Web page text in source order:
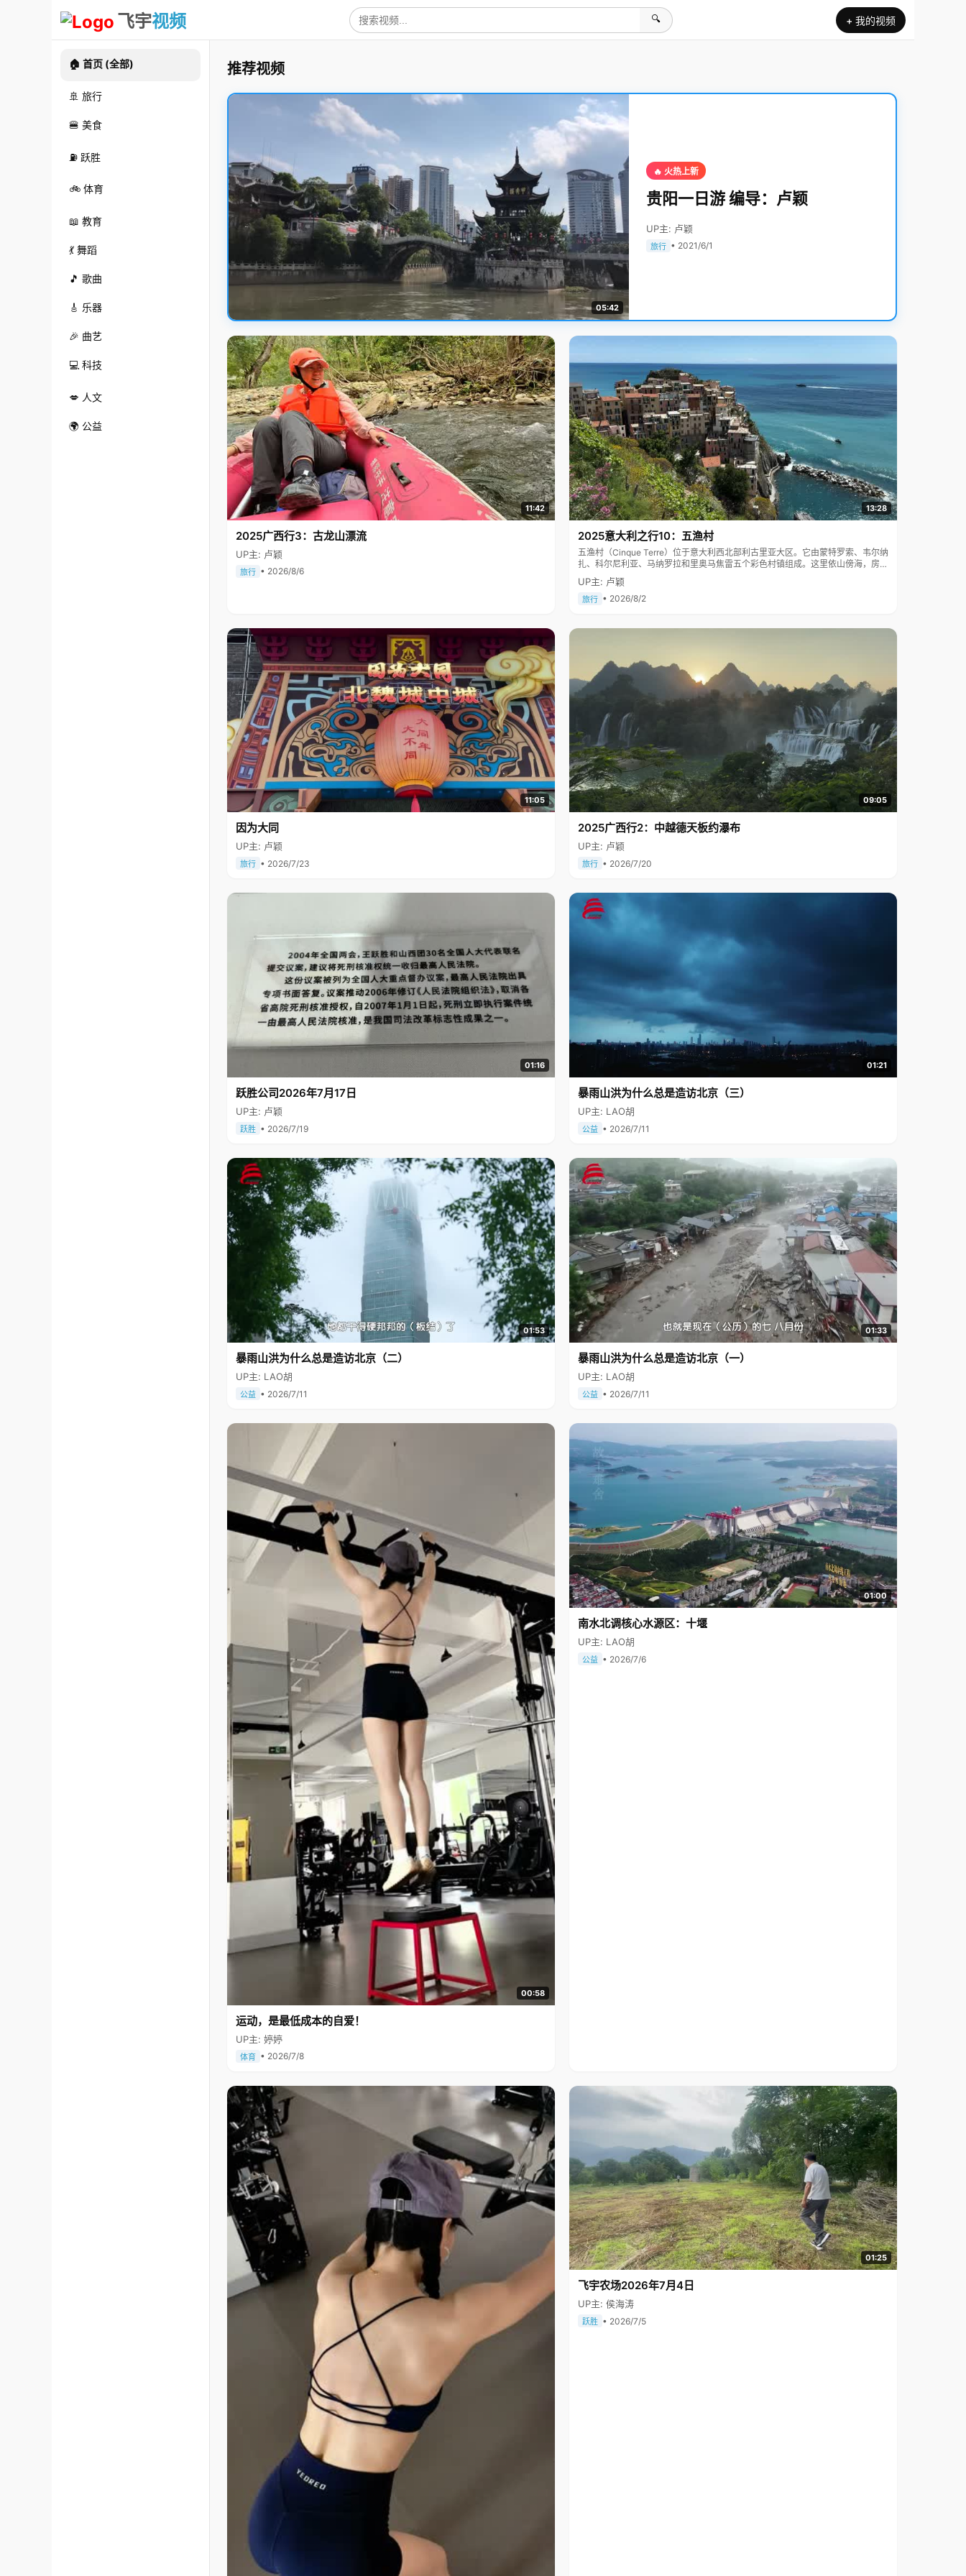
飞宇视频 🔍 + 我的视频
🏠 首页 (全部)
🚢 旅行
🍔 美食
⛽ 跃胜
🚲 体育
📖 教育
💃 舞蹈
🎵 歌曲
🎸 乐器
🎉 曲艺
💻 科技
💋 人文
🌍 公益
推荐视频
05:42
🔥 火热上新
贵阳一日游 编导：卢颖
UP主: 卢颖
旅行 • 2021/6/1
11:42
2025广西行3：古龙山漂流
UP主: 卢颖
旅行 • 2026/8/6
13:28
2025意大利之行10：五渔村
五渔村（Cinque Terre）位于意大利西北部利古里亚大区。它由蒙特罗索、韦尔纳
扎、科尔尼利亚、马纳罗拉和里奥马焦雷五个彩色村镇组成。这里依山傍海，房屋
色彩斑斓，1997年被列为世界文化遗产。
UP主: 卢颖
旅行 • 2026/8/2
11:05
因为大同
UP主: 卢颖
旅行 • 2026/7/23
09:05
2025广西行2：中越德天板约瀑布
UP主: 卢颖
旅行 • 2026/7/20
01:16
跃胜公司2026年7月17日
UP主: 卢颖
跃胜 • 2026/7/19
01:21
暴雨山洪为什么总是造访北京（三）
UP主: LAO胡
公益 • 2026/7/11
01:53
暴雨山洪为什么总是造访北京（二）
UP主: LAO胡
公益 • 2026/7/11
01:33
暴雨山洪为什么总是造访北京（一）
UP主: LAO胡
公益 • 2026/7/11
00:58
运动，是最低成本的自爱！
UP主: 婷婷
体育 • 2026/7/8
01:00
南水北调核心水源区：十堰
UP主: LAO胡
公益 • 2026/7/6
01:25
飞宇农场2026年7月4日
UP主: 侯海涛
跃胜 • 2026/7/5